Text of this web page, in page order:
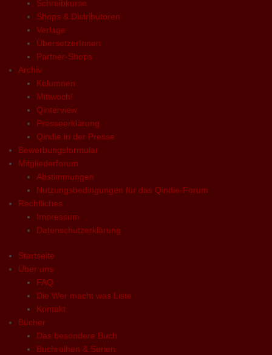
Schreibkurse
Shops & Distributoren
Verlage
ÜbersetzerInnen
Partner-Shops
Archiv
Kolumnen
Mittwoch!
Qinterview
Presseerklärung
Qindie in der Presse
Bewerbungsformular
Mitgliederforum
Abstimmungen
Nutzungsbedingungen für das Qindie-Forum
Rechtliches
Impressum
Datenschutzerklärung
Startseite
Über uns
FAQ
Die Wer macht was Liste
Kontakt
Bücher
Das besondere Buch
Buchreihen & Serien